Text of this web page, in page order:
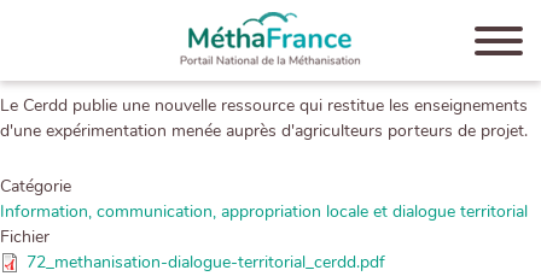
Aller
au
contenu
principal
23-07-2021
Le Cerdd publie une nouvelle ressource qui restitue les enseignements
d'une expérimentation menée auprès d'agriculteurs porteurs de projet.
Catégorie
Information, communication, appropriation locale et dialogue territorial
Fichier
72_methanisation-dialogue-territorial_cerdd.pdf